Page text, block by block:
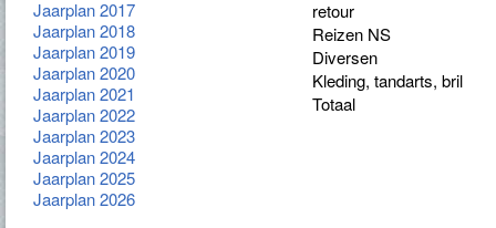
Jaarplan 2017
Jaarplan 2018
Jaarplan 2019
Jaarplan 2020
Jaarplan 2021
Jaarplan 2022
Jaarplan 2023
Jaarplan 2024
Jaarplan 2025
Jaarplan 2026
retour
Reizen NS
Diversen
Kleding, tandarts, bril
Totaal